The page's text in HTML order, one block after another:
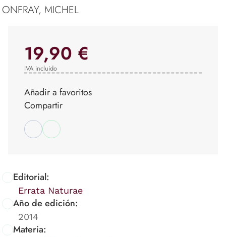
ONFRAY, MICHEL
Editorial:
Errata Naturae
Año de edición:
2014
Materia:
19,90 €
IVA incluido
Añadir a favoritos
Compartir